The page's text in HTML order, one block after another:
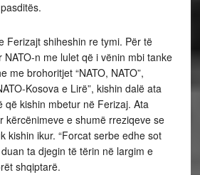
Ferizajt shiheshin re tymi. Për të
n me lulet që i vënin mbi tanke
me brohoritjet “NATO, NATO”,
Kosova e Lirë”, kishin dalë ata
që kishin mbetur në Ferizaj. Ata
kërcënimeve e shumë rreziqeve se
kishin ikur. “Forcat serbe edhe sot
ta djegin të tërin në largim e
shqiptarë.